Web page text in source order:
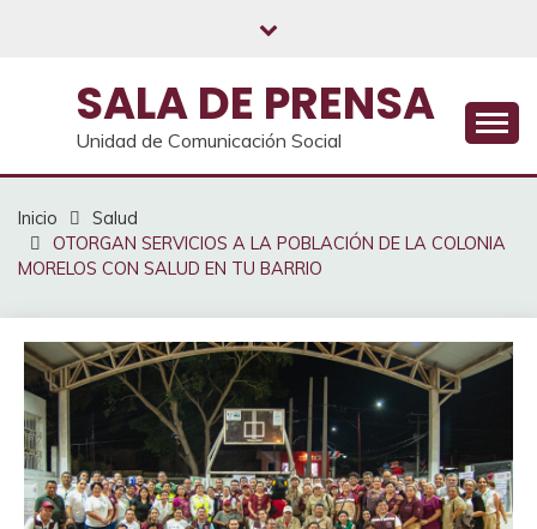
SALA DE PRENSA
Unidad de Comunicación Social
Inicio
Salud
OTORGAN SERVICIOS A LA POBLACIÓN DE LA COLONIA
MORELOS CON SALUD EN TU BARRIO